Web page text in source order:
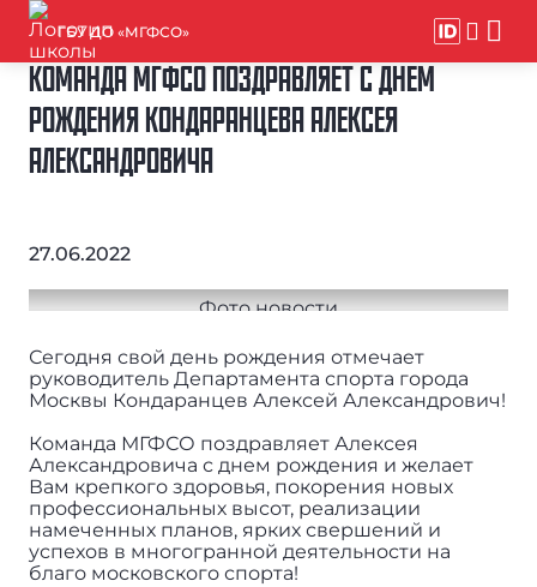
ГБУ ДО «МГФСО»
КОМАНДА МГФСО ПОЗДРАВЛЯЕТ С ДНЕМ
РОЖДЕНИЯ КОНДАРАНЦЕВА АЛЕКСЕЯ
АЛЕКСАНДРОВИЧА
27.06.2022
Сегодня свой день рождения отмечает
руководитель Департамента спорта города
Москвы Кондаранцев Алексей Александрович!
Команда МГФСО поздравляет Алексея
Александровича с днем рождения и желает
Вам крепкого здоровья, покорения новых
профессиональных высот, реализации
намеченных планов, ярких свершений и
успехов в многогранной деятельности на
благо московского спорта!